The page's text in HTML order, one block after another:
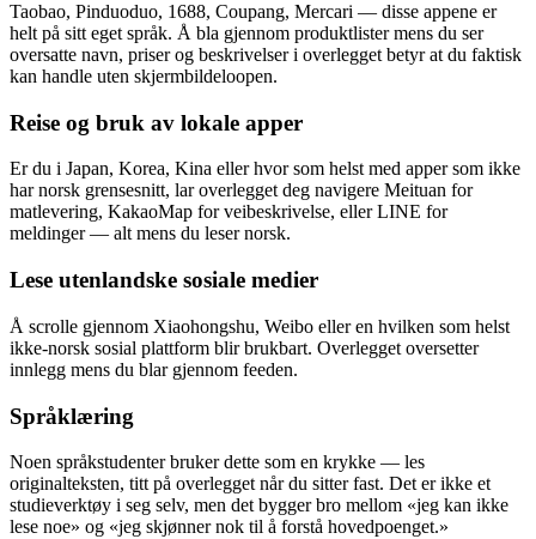
Taobao, Pinduoduo, 1688, Coupang, Mercari — disse appene er
helt på sitt eget språk. Å bla gjennom produktlister mens du ser
oversatte navn, priser og beskrivelser i overlegget betyr at du faktisk
kan handle uten skjermbildeloopen.
Reise og bruk av lokale apper
Er du i Japan, Korea, Kina eller hvor som helst med apper som ikke
har norsk grensesnitt, lar overlegget deg navigere Meituan for
matlevering, KakaoMap for veibeskrivelse, eller LINE for
meldinger — alt mens du leser norsk.
Lese utenlandske sosiale medier
Å scrolle gjennom Xiaohongshu, Weibo eller en hvilken som helst
ikke-norsk sosial plattform blir brukbart. Overlegget oversetter
innlegg mens du blar gjennom feeden.
Språklæring
Noen språkstudenter bruker dette som en krykke — les
originalteksten, titt på overlegget når du sitter fast. Det er ikke et
studieverktøy i seg selv, men det bygger bro mellom «jeg kan ikke
lese noe» og «jeg skjønner nok til å forstå hovedpoenget.»